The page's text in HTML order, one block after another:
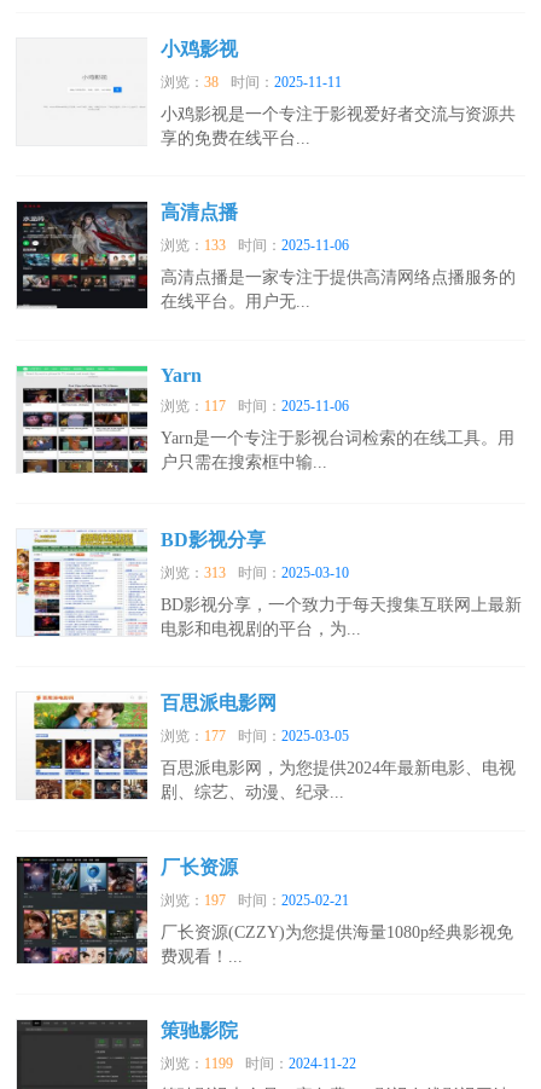
小鸡影视
浏览：38 时间：2025-11-11
小鸡影视是一个专注于影视爱好者交流与资源共
享的免费在线平台...
高清点播
浏览： 133 时间：2025-11-06
高清点播是一家专注于提供高清网络点播服务的
在线平台。用户无...
Yarn
浏览： 117 时间：2025-11-06
Yarn是一个专注于影视台词检索的在线工具。用
户只需在搜索框中输...
BD影视分享
浏览：313 时间：2025-03-10
BD影视分享，一个致力于每天搜集互联网上最新
电影和电视剧的平台，为...
百思派电影网
浏览： 177 时间：2025-03-05
百思派电影网，为您提供2024年最新电影、电视
剧、综艺、动漫、纪录...
厂长资源
浏览： 197 时间：2025-02-21
厂长资源(CZZY)为您提供海量1080p经典影视免
费观看！...
策驰影院
浏览： 1199 时间：2024-11-22